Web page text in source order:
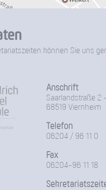
können Sie uns
Anschrift
Saarlandstraße 2
68519 Viernheim
Telefon
06204 / 96 11 0
Fax
06204-96 11 18